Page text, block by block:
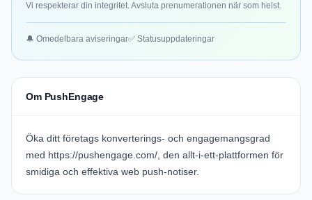
Vi respekterar din integritet. Avsluta prenumerationen när som helst.
🔔 Omedelbara aviseringar✅ Statusuppdateringar
Om PushEngage
Öka ditt företags konverterings- och engagemangsgrad
med https://pushengage.com/, den allt-i-ett-plattformen för
smidiga och effektiva web push-notiser.